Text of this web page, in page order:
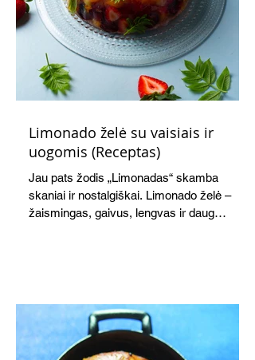
Limonado želė su vaisiais ir
uogomis (Receptas)
Jau pats žodis „Limonadas“ skamba
skaniai ir nostalgiškai. Limonado želė –
žaismingas, gaivus, lengvas ir daug